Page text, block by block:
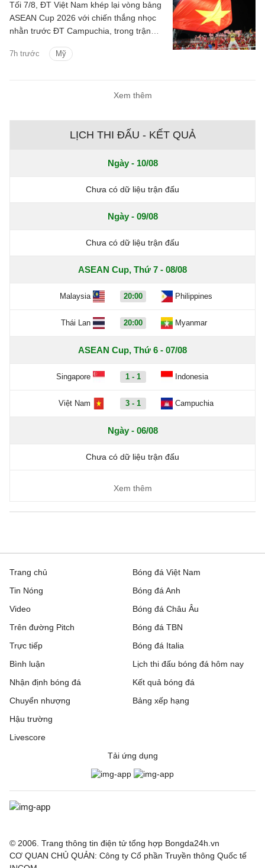
7h trước Mỹ
Tối 7/8, ĐT Việt Nam khép lại vòng bảng
ASEAN Cup 2026 với chiến thắng nhọc
nhằn trước ĐT Campuchia, trong trận
Xem thêm
LỊCH THI ĐẤU - KẾT QUẢ
Ngày - 10/08
Chưa có dữ liệu trận đấu
Ngày - 09/08
Chưa có dữ liệu trận đấu
ASEAN Cup, Thứ 7 - 08/08
Malaysia 20:00 Philippines
Thái Lan 20:00 Myanmar
ASEAN Cup, Thứ 6 - 07/08
Singapore 1 - 1 Indonesia
Việt Nam 3 - 1 Campuchia
Ngày - 06/08
Chưa có dữ liệu trận đấu
Xem thêm
Trang chủ
Tin Nóng
Video
Trên đường Pitch
Trực tiếp
Bóng đá Việt Nam
Bóng đá Anh
Bóng đá Châu Âu
Bóng đá TBN
Bóng đá Italia
Bình luận
Nhận định bóng đá
Chuyển nhượng
Hậu trường
Livescore
Lịch thi đấu bóng đá hôm nay
Kết quả bóng đá
Bảng xếp hạng
Tải ứng dụng
© 2006. Trang thông tin điện tử tổng hợp Bongda24h.vn
CƠ QUAN CHỦ QUẢN: Công ty Cổ phần Truyền thông Quốc tế